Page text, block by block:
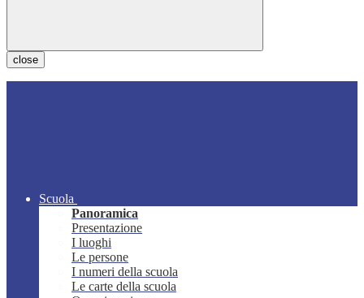
close
Scuola
Panoramica
Presentazione
I luoghi
Le persone
I numeri della scuola
Le carte della scuola